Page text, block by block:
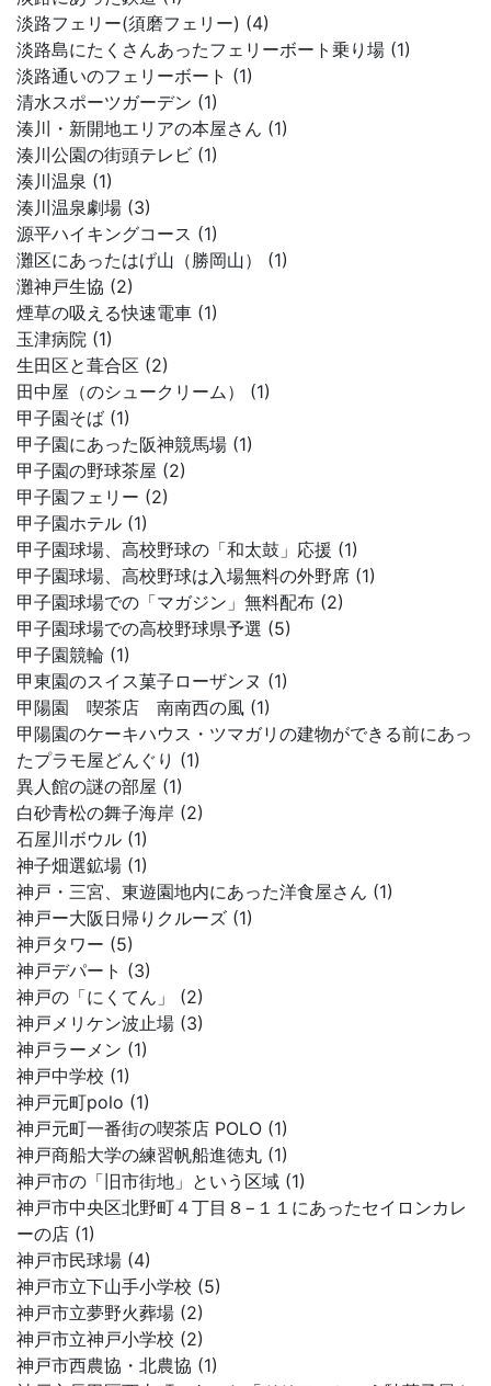
淡路フェリー(須磨フェリー) (4)
淡路島にたくさんあったフェリーボート乗り場 (1)
淡路通いのフェリーボート (1)
清水スポーツガーデン (1)
湊川・新開地エリアの本屋さん (1)
湊川公園の街頭テレビ (1)
湊川温泉 (1)
湊川温泉劇場 (3)
源平ハイキングコース (1)
灘区にあったはげ山（勝岡山） (1)
灘神戸生協 (2)
煙草の吸える快速電車 (1)
玉津病院 (1)
生田区と葺合区 (2)
田中屋（のシュークリーム） (1)
甲子園そば (1)
甲子園にあった阪神競馬場 (1)
甲子園の野球茶屋 (2)
甲子園フェリー (2)
甲子園ホテル (1)
甲子園球場、高校野球の「和太鼓」応援 (1)
甲子園球場、高校野球は入場無料の外野席 (1)
甲子園球場での「マガジン」無料配布 (2)
甲子園球場での高校野球県予選 (5)
甲子園競輪 (1)
甲東園のスイス菓子ローザンヌ (1)
甲陽園 喫茶店 南南西の風 (1)
甲陽園のケーキハウス・ツマガリの建物ができる前にあっ
たプラモ屋どんぐり (1)
異人館の謎の部屋 (1)
白砂青松の舞子海岸 (2)
石屋川ボウル (1)
神子畑選鉱場 (1)
神戸・三宮、東遊園地内にあった洋食屋さん (1)
神戸ー大阪日帰りクルーズ (1)
神戸タワー (5)
神戸デパート (3)
神戸の「にくてん」 (2)
神戸メリケン波止場 (3)
神戸ラーメン (1)
神戸中学校 (1)
神戸元町polo (1)
神戸元町一番街の喫茶店 POLO (1)
神戸商船大学の練習帆船進徳丸 (1)
神戸市の「旧市街地」という区域 (1)
神戸市中央区北野町４丁目８−１１にあったセイロンカレ
ーの店 (1)
神戸市民球場 (4)
神戸市立下山手小学校 (5)
神戸市立夢野火葬場 (2)
神戸市立神戸小学校 (2)
神戸市西農協・北農協 (1)